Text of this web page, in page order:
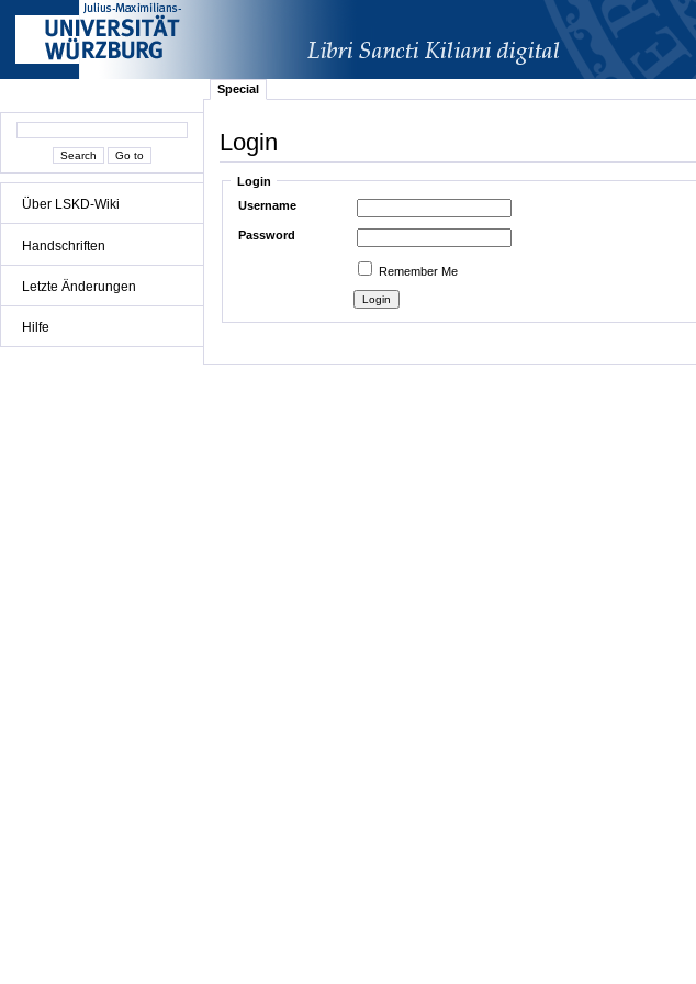
Über LSKD-Wiki
Handschriften
Letzte Änderungen
Hilfe
Special
Login
Login
Username
Password
Remember Me